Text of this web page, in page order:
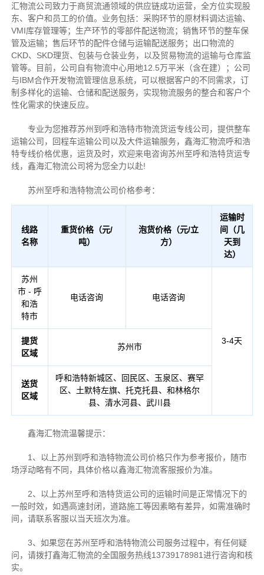
汇物流公司致力于商贸流通领域的供应链成功运营，全方位实现股
东、客户和员工的价值。业务包括：采购环节的原材料调达运输、
VMI库存管理等；生产环节的零部件配送物流；销售环节的整车保
管及运输；售后环节的配件仓储与运输配送服务；出口物流的
CKD、SKD理货、包装与仓装业务，以及贸易物流的运输与仓库监
管等。目前，公司自有物流中心用地12.5万平米（含在建）；公司
与IBM合作开发物流管理信息系统，可以根据客户的不同需求，订
制多样化的运输、仓储和配送服务，实现物流服务的整合和客户个
性化需求的快速反应。
专业为您推荐苏州到呼和浩特市物流货运专线公司，提供整车
运输公司，回程车运输公司以及大件运输服务，鑫海汇物流呼和浩
特专线价格优惠，运货及时，欢迎来电咨询苏州至呼和浩特货运专
线，鑫海汇物流公司将为您全力以赴!
苏州至呼和浩特物流公司价格参考：
线路
名称
重货价格（元/
吨）
泡货价格（元/立
方）
运输时
间（几
天到
达）
苏州
市 - 呼
和浩
特市
电话咨询 电话咨询
3-4天
提货
区域
苏州市
送货
区域
呼和浩特新城区、回民区、玉泉区、赛罕
区、土默特左旗、托克托县、和林格尔
县、清水河县、武川县
鑫海汇物流温馨提示：
1、以上苏州到呼和浩特物流公司价格只作为参考报价，随市
场浮动略有不同，具体价格以鑫海汇物流客服报价为准。
2、以上苏州至呼和浩特货运公司的运输时间是正常情况下的
一般时效，如遇高速封闭，道路施工等因素略有差异，如需准确时
间，请联系客服以当天班次为准。
3、如果您在苏州至呼和浩特物流公司服务过程中，有任何疑
问，请拨打鑫海汇物流的全国服务热线13739178981进行咨询和核
实。